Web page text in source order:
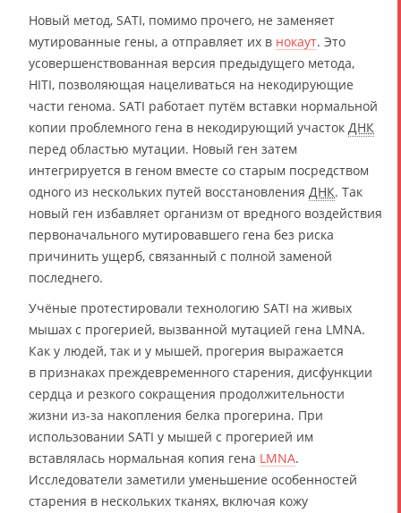
Новый метод, SATI, помимо прочего, не заменяет
мутированные гены, а отправляет их в нокаут. Это
усовершенствованная версия предыдущего метода,
HITI, позволяющая нацеливаться на некодирующие
части генома. SATI работает путём вставки нормальной
копии проблемного гена в некодирующий участок ДНК
перед областью мутации. Новый ген затем
интегрируется в геном вместе со старым посредством
одного из нескольких путей восстановления ДНК. Так
новый ген избавляет организм от вредного воздействия
первоначального мутировавшего гена без риска
причинить ущерб, связанный с полной заменой
последнего.
Учёные протестировали технологию SATI на живых
мышах с прогерией, вызванной мутацией гена LMNA.
Как у людей, так и у мышей, прогерия выражается
в признаках преждевременного старения, дисфункции
сердца и резкого сокращения продолжительности
жизни из-за накопления белка прогерина. При
использовании SATI у мышей с прогерией им
вставлялась нормальная копия гена LMNA.
Исследователи заметили уменьшение особенностей
старения в нескольких тканях, включая кожу